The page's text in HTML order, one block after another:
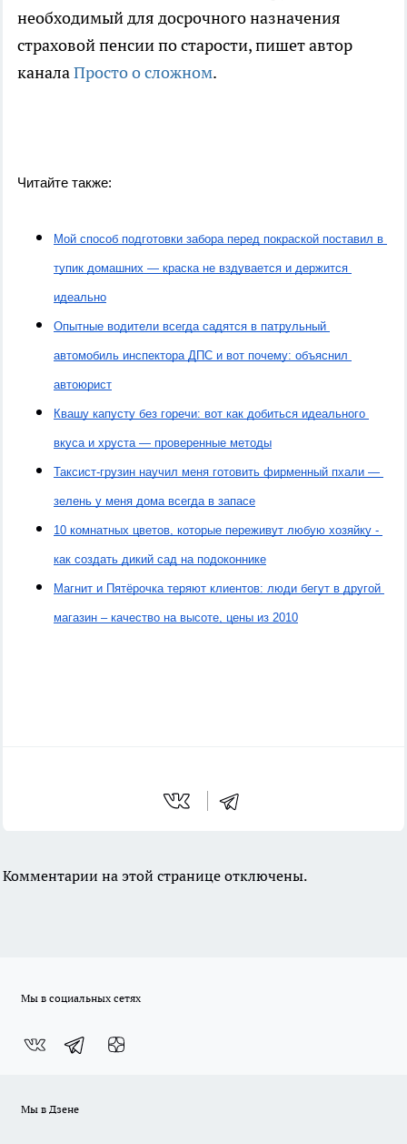
необходимый для досрочного назначения
страховой пенсии по старости, пишет автор
каналаПросто о сложном.
Читайте также:
Мой способ подготовки забора перед покраской поставил в
тупик домашних — краска не вздувается и держится
идеально
Опытные водители всегда садятся в патрульный
автомобиль инспектора ДПС и вот почему: объяснил
автоюрист
Квашу капусту без горечи: вот как добиться идеального
вкуса и хруста — проверенные методы
Таксист-грузин научил меня готовить фирменный пхали —
зелень у меня дома всегда в запасе
10 комнатных цветов, которые переживут любую хозяйку -
как создать дикий сад на подоконнике
Магнит и Пятёрочка теряют клиентов: люди бегут в другой
магазин – качество на высоте, цены из 2010
Комментарии на этой странице отключены.
Мы в социальных сетях
Мы в Дзене